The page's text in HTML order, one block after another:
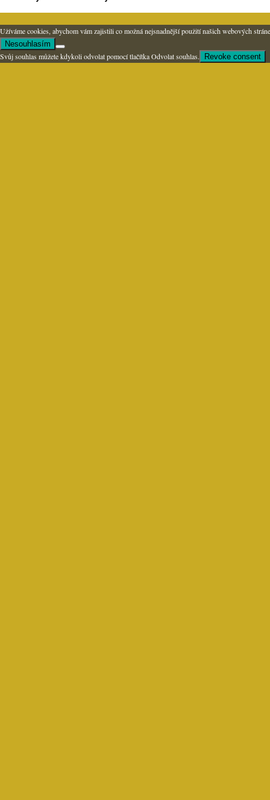
Užíváme cookies, abychom vám zajistili co možná nejsnadnější použití našich webových
Nesouhlasím
Svůj souhlas můžete kdykoli odvolat pomocí tlačítka Odvolat souhlas. Revoke consent